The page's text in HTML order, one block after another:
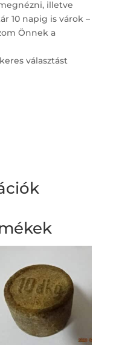
illetve
10 napig is várok –
Önnek a
választást